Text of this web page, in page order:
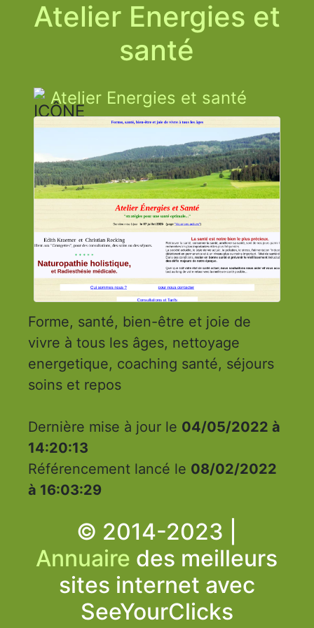
Atelier Energies et
santé
Atelier Energies et santé
Forme, santé, bien-être et joie de
vivre à tous les âges, nettoyage
energetique, coaching santé, séjours
soins et repos
Dernière mise à jour le 04/05/2022 à
14:20:13
Référencement lancé le 08/02/2022
à 16:03:29
© 2014-2023 |
Annuaire des meilleurs
sites internet avec
SeeYourClicks